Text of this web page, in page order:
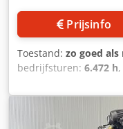
Prijsinfo
Toestand: zo goed
bedrijfsturen: 6.472 h
triplex, bouwhoogte:
model:LINDE E 20 L -
Zone 1-21-22 *